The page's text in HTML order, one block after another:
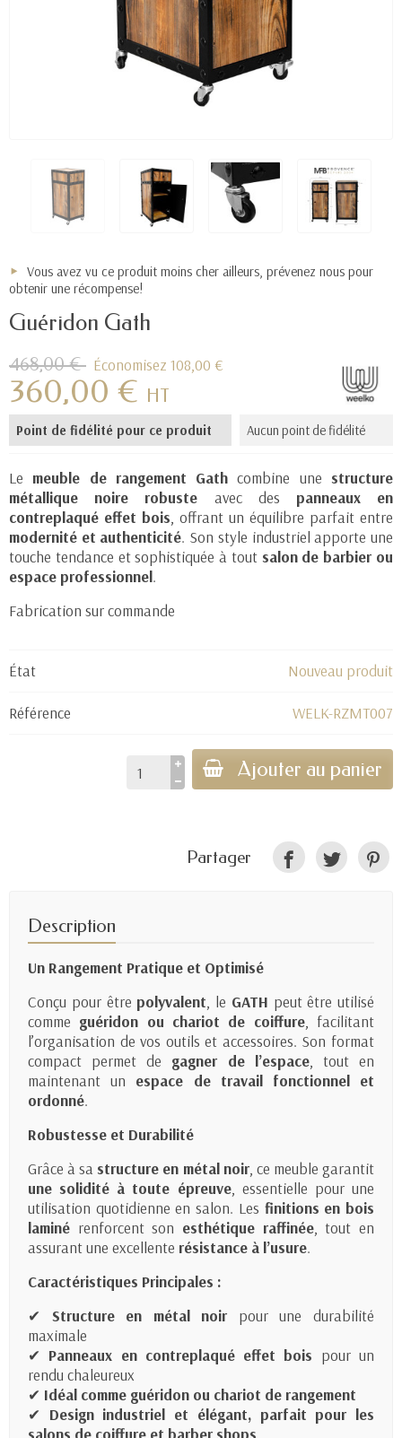
Vous avez vu ce produit moins cher ailleurs, prévenez nous pour
obtenir une récompense!
Guéridon Gath
468,00 € Économisez 108,00 €
360,00 € HT
Point de fidélité pour ce produit Aucun point de fidélité
Le meuble de rangement Gath combine unestructure
métallique noire robuste avec des panneaux en
contreplaqué effet bois, offrant un équilibre parfait entre
modernité et authenticité. Son style industriel apporte une
touche tendance et sophistiquée à tout salon de barbier ou
espace professionnel.
Fabrication sur commande
État Nouveau produit
Référence WELK-RZMT007
Ajouter au panier
Partager
Description
Un Rangement Pratique et Optimisé
Conçu pour être polyvalent, le GATH peut être utilisé
comme guéridon ou chariot de coiffure, facilitant
l’organisation de vos outils et accessoires. Son format
compact permet de gagner de l’espace, tout en
maintenant un espace de travail fonctionnel et
ordonné.
Robustesse et Durabilité
Grâce à sastructure en métal noir, ce meuble garantit
une solidité à toute épreuve, essentielle pour une
utilisation quotidienne en salon. Les finitions en bois
laminé renforcent son esthétique raffinée, tout en
assurant une excellente résistance à l’usure.
Caractéristiques Principales :
✔ Structure en métal noir pour une durabilité
maximale
✔ Panneaux en contreplaqué effet bois pour un
rendu chaleureux
✔ Idéal comme guéridon ou chariot de rangement
✔ Design industriel et élégant, parfait pour les